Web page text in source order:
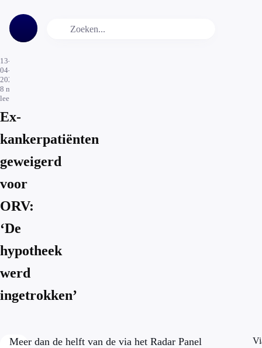
13-
04-
2026
8 min.
leestijd
Ex-
kankerpatiënten
geweigerd
voor
ORV:
‘De
hypotheek
werd
ingetrokken’
Meer dan de helft van de via het Radar Panel